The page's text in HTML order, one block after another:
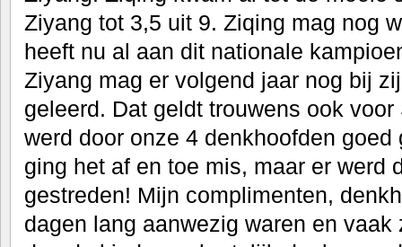
Ziyang tot 3,5 uit 9. Ziqing mag nog
heeft nu al aan dit nationale
Ziyang mag er volgend jaar nog bij
geleerd. Dat geldt trouwens ook
werd door onze 4 denkhoofden
ging het af en toe mis, maar er werd
gestreden! Mijn complimenten,
dagen lang aanwezig waren en vaak